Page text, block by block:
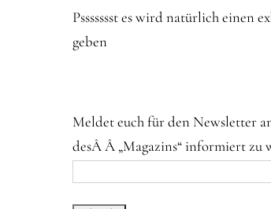
Pssssssst es wird natürlich einen
geben
Meldet euch für den Newsletter
desÂ Â „Magazins“ informiert zu